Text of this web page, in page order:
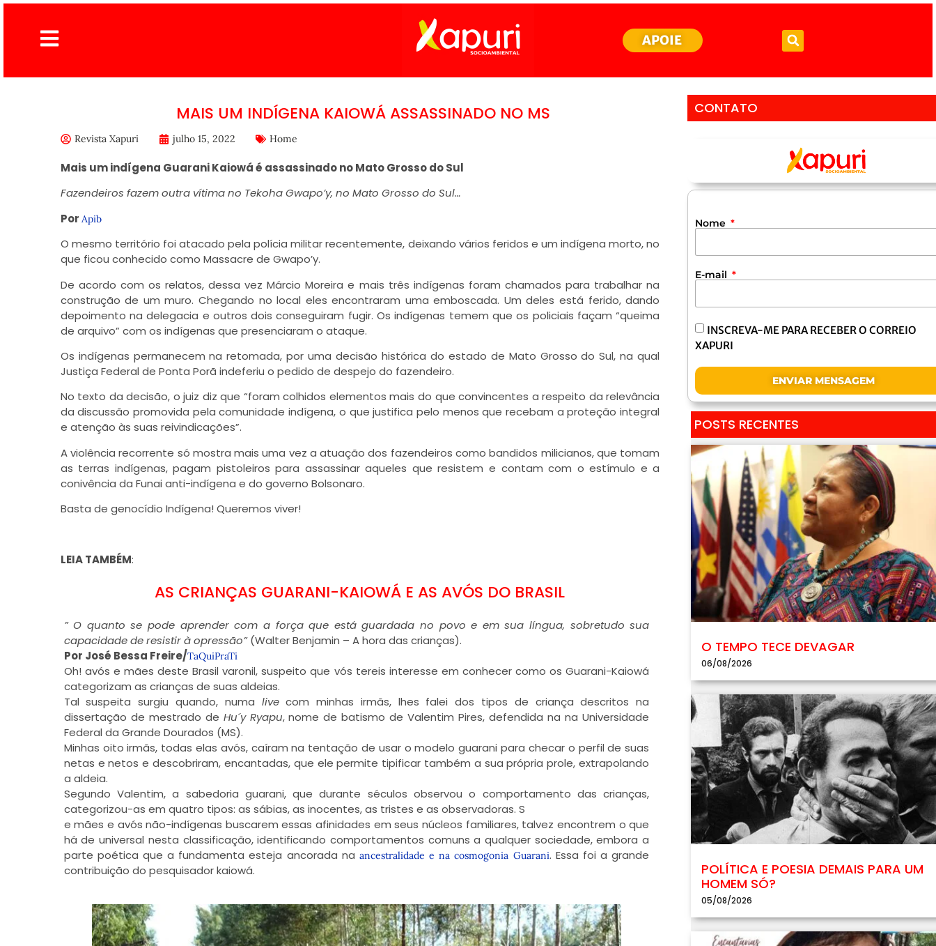
APOIE
MAIS UM INDÍGENA KAIOWÁ ASSASSINADO NO MS
Revista Xapuri julho 15, 2022 Home
Mais um indígena Guarani Kaiowá é assassinado no Mato Grosso do Sul
Fazendeiros fazem outra vítima no Tekoha Gwapo’y, no Mato Grosso do Sul…
Por Apib
O mesmo território foi atacado pela polícia militar recentemente, deixando vários feridos e um indígena morto, no
que ficou conhecido como Massacre de Gwapo’y.
De acordo com os relatos, dessa vez Márcio Moreira e mais três indígenas foram chamados para trabalhar na
construção de um muro. Chegando no local eles encontraram uma emboscada. Um deles está ferido, dando
depoimento na delegacia e outros dois conseguiram fugir. Os indígenas temem que os policiais façam “queima
de arquivo” com os indígenas que presenciaram o ataque.
Os indígenas permanecem na retomada, por uma decisão histórica do estado de Mato Grosso do Sul, na qual
Justiça Federal de Ponta Porã indeferiu o pedido de despejo do fazendeiro.
No texto da decisão, o juiz diz que “foram colhidos elementos mais do que convincentes a respeito da relevância
da discussão promovida pela comunidade indígena, o que justifica pelo menos que recebam a proteção integral
e atenção às suas reivindicações”.
A violência recorrente só mostra mais uma vez a atuação dos fazendeiros como bandidos milicianos, que tomam
as terras indígenas, pagam pistoleiros para assassinar aqueles que resistem e contam com o estímulo e a
conivência da Funai anti-indígena e do governo Bolsonaro.
Basta de genocídio Indígena! Queremos viver!
LEIA TAMBÉM:
AS CRIANÇAS GUARANI-KAIOWÁ E AS AVÓS DO BRASIL
” O quanto se pode aprender com a força que está guardada no povo e em sua língua, sobretudo sua
capacidade de resistir à opressão”(Walter Benjamin – A hora das crianças).
Por José Bessa Freire/TaQuiPraTi
Oh! avós e mães deste Brasil varonil, suspeito que vós tereis interesse em conhecer como os Guarani-Kaiowá
categorizam as crianças de suas aldeias.
Tal suspeita surgiu quando, numa livecom minhas irmãs, lhes falei dos tipos de criança descritos na
dissertação de mestrado de Hu´y Ryapu, nome de batismo de Valentim Pires, defendida na na Universidade
Federal da Grande Dourados (MS).
Minhas oito irmãs, todas elas avós, caíram na tentação de usar o modelo guarani para checar o perfil de suas
netas e netos e descobriram, encantadas, que ele permite tipificar também a sua própria prole, extrapolando
a aldeia.
Segundo Valentim, a sabedoria guarani, que durante séculos observou o comportamento das crianças,
categorizou-as em quatro tipos: as sábias, as inocentes, as tristes e as observadoras. S
e mães e avós não-indígenas buscarem essas afinidades em seus núcleos familiares, talvez encontrem o que
há de universal nesta classificação, identificando comportamentos comuns a qualquer sociedade, embora a
parte poética que a fundamenta esteja ancorada na ancestralidade e na cosmogonia Guarani. Essa foi a grande
contribuição do pesquisador kaiowá.
CONTATO
Nome
E-mail
INSCREVA-ME PARA RECEBER O CORREIO
XAPURI
ENVIAR MENSAGEM
POSTS RECENTES
O TEMPO TECE DEVAGAR
06/08/2026
POLÍTICA E POESIA DEMAIS PARA UM
HOMEM SÓ?
05/08/2026